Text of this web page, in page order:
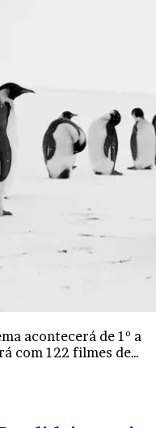
acontecerá de 1º a
com 122 filmes de…